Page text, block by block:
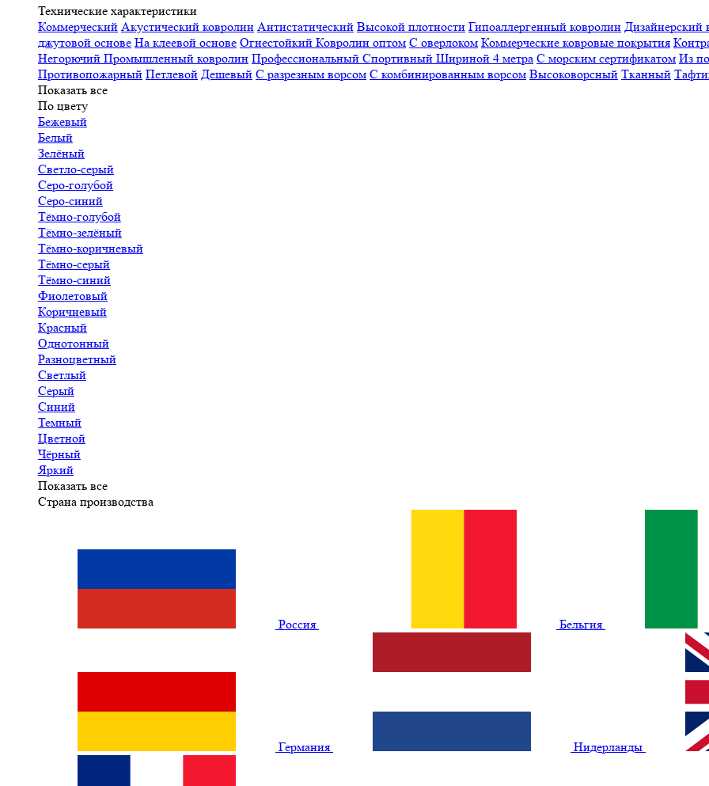
Технические характеристики
Коммерческий Акустический ковролин Антистатический Высокой плотности Гипоаллергенный ковролин Дизайнерский
джутовой основе На клеевой основе Огнестойкий Ковролин оптом С оверлоком Коммерческие ковровые покрытия
Негорючий Промышленный ковролин Профессиональный Спортивный Шириной 4 метра С морским сертификатом Из
Противопожарный Петлевой Дешевый С разрезным ворсом С комбинированным ворсом Высоковорсный Тканный
Показать все
По цвету
Бежевый
Белый
Зелёный
Светло-серый
Серо-голубой
Серо-синий
Тёмно-голубой
Тёмно-зелёный
Тёмно-коричневый
Тёмно-серый
Тёмно-синий
Фиолетовый
Коричневый
Красный
Однотонный
Разноцветный
Светлый
Серый
Синий
Темный
Цветной
Чёрный
Яркий
Показать все
Страна производства
Россия Бельгия
Германия Нидерланды